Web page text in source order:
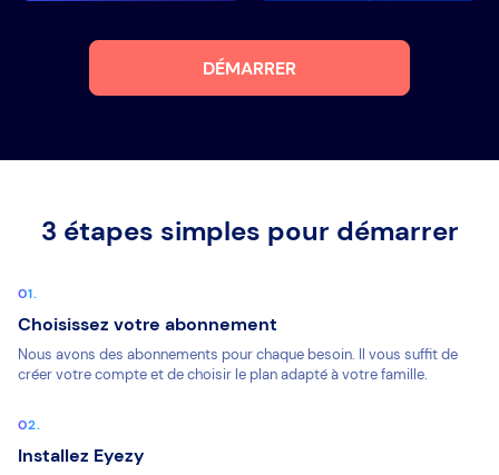
DÉMARRER
3 étapes simples pour démarrer
Choisissez votre abonnement
Nous avons des abonnements pour chaque besoin. Il vous suffit de
créer votre compte et de choisir le plan adapté à votre famille.
Installez Eyezy